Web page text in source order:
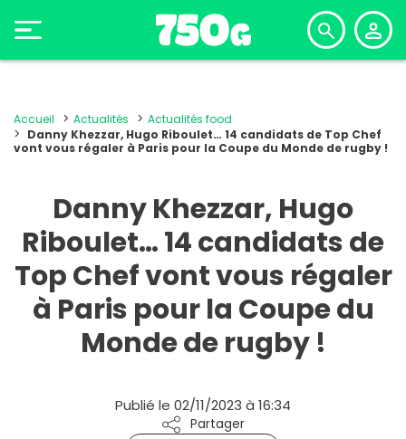
Accueil Actualités
Actualités food
Danny Khezzar, Hugo Riboulet… 14 candidats de Top Chef
vont vous régaler à Paris pour la Coupe du Monde de rugby !
Danny Khezzar, Hugo
Riboulet… 14 candidats de
Top Chef vont vous régaler
à Paris pour la Coupe du
Monde de rugby !
Publié le 02/11/2023 à 16:34
Partager